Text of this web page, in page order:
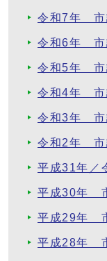
令和7年 市
令和6年 市
令和5年 市
令和4年 市
令和3年 市
令和2年 市
平成31年／
平成30年
平成29年
平成28年